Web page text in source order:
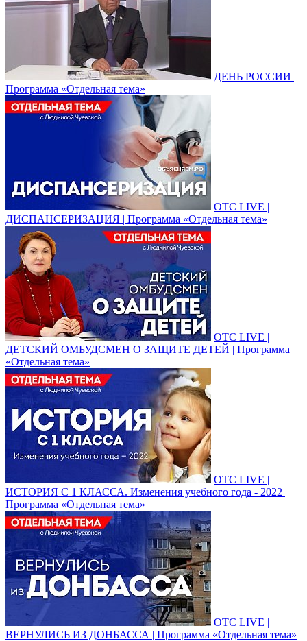
ДЕНЬ РОССИИ |
Программа «Отдельная тема»
ОТС LIVE |
ДИСПАНСЕРИЗАЦИЯ | Программа «Отдельная тема»
ОТС LIVE |
ДЕТСКИЙ ОМБУДСМЕН О ЗАЩИТЕ ДЕТЕЙ | Программа
«Отдельная тема»
ОТС LIVE |
ИСТОРИЯ С 1 КЛАССА. Изменения учебного года - 2022 |
Программа «Отдельная тема»
ОТС LIVE |
ВЕРНУЛИСЬ ИЗ ДОНБАССА | Программа «Отдельная тема»